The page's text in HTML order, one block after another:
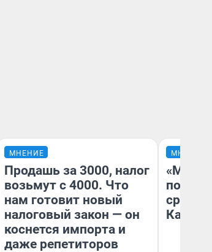
МНЕНИЕ
Продашь за 3000, налог
возьмут с 4000. Что
нам готовит новый
налоговый закон — он
коснется импорта и
даже репетиторов
МНЕНИЕ